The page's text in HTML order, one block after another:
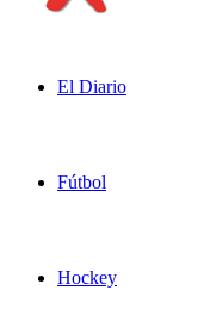
El Diario
Fútbol
Hockey